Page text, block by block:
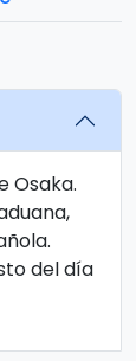
Osaka.
del día